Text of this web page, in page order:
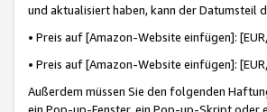
und aktualisiert haben, kann der Datumsteil
• Preis auf [Amazon-Website einfügen]:
• Preis auf [Amazon-Website einfügen]:
Außerdem müssen Sie den folgenden
ein Pop-up-Fenster, ein Pop-up-Skript oder